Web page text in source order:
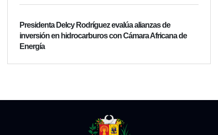
Presidenta Delcy Rodríguez evalúa alianzas de
inversión en hidrocarburos con Cámara Africana de
Energía